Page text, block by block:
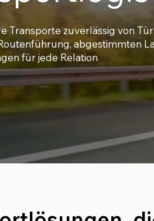
Transporte zuverlässig von
abgestimmten
für jede Relation